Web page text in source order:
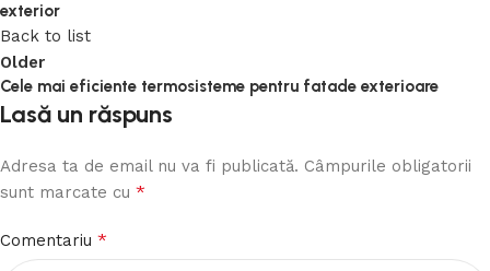
exterior
Back to list
Older
Cele mai eficiente termosisteme pentru fatade exterioare
Lasă un răspuns
Adresa ta de email nu va fi publicată. Câmpurile obligatorii
sunt marcate cu *
Comentariu *